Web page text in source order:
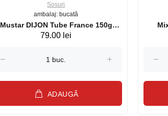
Sosuri
ambalaj: bucată
Mustar DIJON Tube France 150g
(20599)
79.00 lei
ADAUGĂ